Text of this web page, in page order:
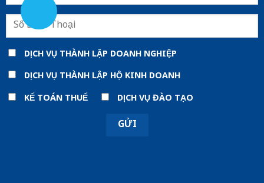
DỊCH VỤ THÀNH LẬP DOANH NGHIỆP
DỊCH VỤ THÀNH LẬP HỘ KINH DOANH
KẾ TOÁN THUẾ
DỊCH VỤ ĐÀO TẠO